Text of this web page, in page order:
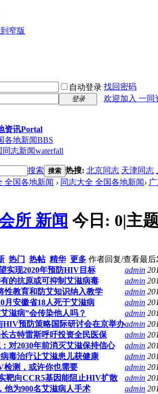
窄版
自动登录 找回密码
登录
欢迎加入 一同
资讯Portal
各地新闻BBS
志新闻waterfall
搜索 搜索 热搜: 北京同志 天津同志
全国各地新闻 › 同志大全 全国各地新闻›
所 新闻 今日: 0|主
热门 热帖 精华 更多 作者回复/查看最后
实现2020年预防HIV目标
admin
的抗原或可抑制艾滋病毒
admin
性教育和防艾知识纳入教学
admin
月安徽省18人死于艾滋病
admin
滋病”会传染他人吗？
admin
HIV预防策略国际研讨会在京举办admin
古特雷斯呼吁投资全民医保
admin
对2030年前消灭艾滋保持信心
admin
毒治疗让艾滋患儿获健康
admin
检测，或许你也需要
admin
靶向CCR5基因能阻止HIV扩散
admin
他为900名艾滋病人手术
admin